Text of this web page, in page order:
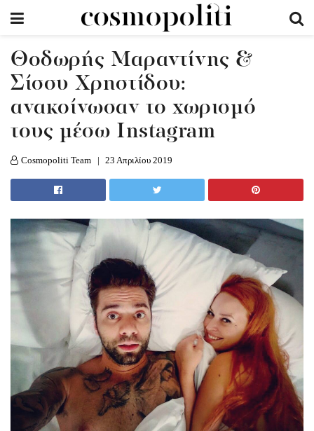
Θοδωρής Mαραντίνης &
Σίσσυ Χρηστίδου:
ανακοίνωσαν το χωρισμό
τους μέσω Instagram
Cosmopoliti Team 23 Απριλίου 2019